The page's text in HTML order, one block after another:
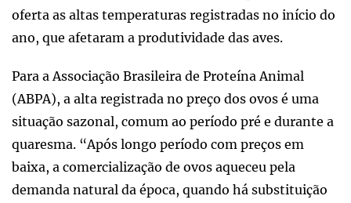
oferta as altas temperaturas registradas no início do
ano, que afetaram a produtividade das aves.
Para a Associação Brasileira de Proteína Animal
(ABPA), a alta registrada no preço dos ovos é uma
situação sazonal, comum ao período pré e durante a
quaresma. “Após longo período com preços em
baixa, a comercialização de ovos aqueceu pela
demanda natural da época, quando há substituição